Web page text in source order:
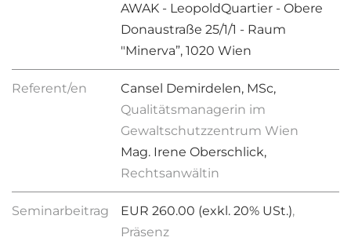
AWAK - LeopoldQuartier - Obere
Donaustraße 25/1/1 - Raum
"Minerva”, 1020 Wien
Referent/en
Cansel Demirdelen, MSc,
Qualitätsmanagerin im
Gewaltschutzzentrum Wien
Mag. Irene Oberschlick,
Rechtsanwältin
Seminarbeitrag EUR 260.00 (exkl. 20% USt.),
Präsenz